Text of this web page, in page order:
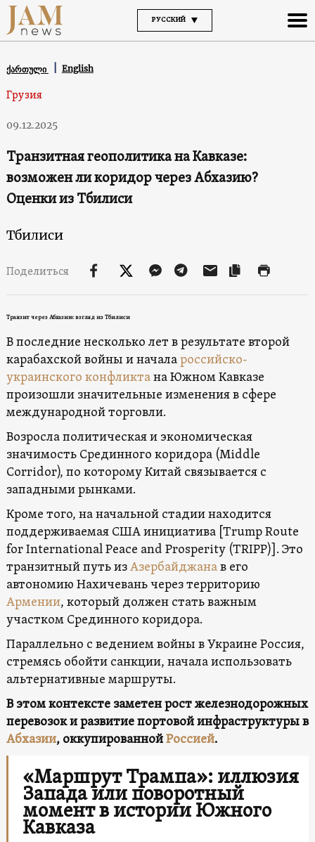
РУССКИЙ
ქართული English
Грузия
09.12.2025
Транзитная геополитика на Кавказе:
возможен ли коридор через Абхазию?
Оценки из Тбилиси
Тбилиси
Поделиться
Транзит через Абхазию: взгляд из Тбилиси
В последние несколько лет в результате второй
карабахской войны и началароссийско-
украинского конфликтана Южном Кавказе
произошли значительные изменения в сфере
международной торговли.
Возросла политическая и экономическая
значимость Срединного коридора (Middle
Corridor), по которому Китай связывается с
западными рынками.
Кроме того, на начальной стадии находится
поддерживаемая США инициатива [Trump Route
for International Peace and Prosperity (TRIPP)]. Это
транзитный путь изАзербайджанав его
автономию Нахичевань через территорию
Армении, который должен стать важным
участком Срединного коридора.
Параллельно с ведением войны в Украине Россия,
стремясь обойти санкции, начала использовать
альтернативные маршруты.
В этом контексте заметен рост железнодорожных
перевозок и развитие портовой инфраструктуры в
Абхазии, оккупированнойРоссией.
«Маршрут Трампа»: иллюзия
Запада или поворотный
момент в истории Южного
Кавказа